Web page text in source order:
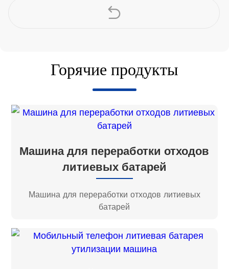
Горячие продукты
Машина для переработки отходов
литиевых батарей
Машина для переработки отходов литиевых
батарей